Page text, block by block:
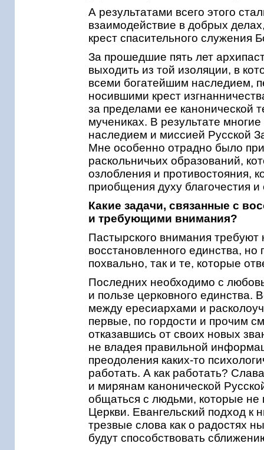
А результатами всего этого
взаимодействие в добрых
крест спасительного служения
За прошедшие пять лет
выходить из той изоляции, в
всеми богатейшим наследием,
носившими крест
за пределами ее канонической
мучениках. В результате
наследием и миссией Русской
Мне особенно отрадно было
раскольничьих образований,
озлобления и противостояния,
приобщения духу благочестия
Какие задачи, связанные с
и требующими внимания?
Пастырского внимания требуют
восстановленного единства,
похвально, так и те, которые
Последних необходимо с
и пользе церковного единства.
между ересиархами и
первые, по гордости и прочим
отказавшись от своих новых
не владея правильной
преодоления каких-то
работать. А как работать?
и мирянам канонической
общаться с людьми, которые не
Церкви. Евангельский подход к
трезвые слова как о радостях
будут способствовать